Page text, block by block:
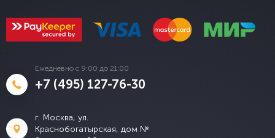
Ежедневно с 9:00 до 21:00
+7 (495) 127-76-30
г. Москва, ул.
Краснобогатырская, дом №